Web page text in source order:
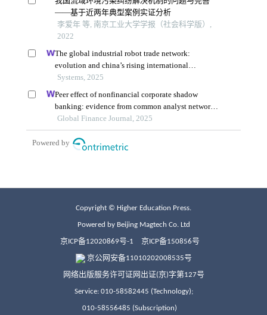
Copyright © Higher Education Press.
Powered by Beijing Magtech Co. Ltd
京ICP备12020869号-1 京ICP备150856号
京公网安备11010202008535号
网络出版服务许可证网出证(京)字第127号
Service: 010-58582445 (Technology);
010-58556485 (Subscription)